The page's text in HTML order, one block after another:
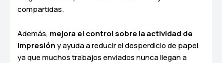
compartidas.
Además, mejora el control sobre la actividad de
impresióny ayuda a reducir el desperdicio de papel,
ya que muchos trabajos enviados nunca llegan a